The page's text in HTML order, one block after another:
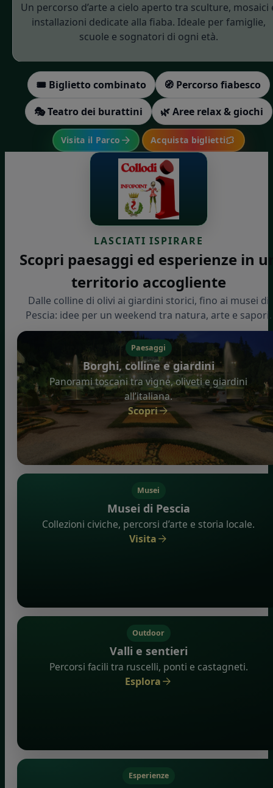
Un percorso d’arte a cielo aperto tra sculture, mosaici
installazioni dedicate alla fiaba. Ideale per famiglie,
scuole e sognatori di ogni età.
🎟️ Biglietto combinato
🧭 Percorso fiabesco
🎭 Teatro dei burattini
🌿 Aree relax & giochi
Visita il Parco Acquista biglietti
LASCIATI ISPIRARE
Scopri paesaggi ed esperienze in
territorio accogliente
Dalle colline di olivi ai giardini storici, fino ai musei di
Pescia: idee per un weekend tra natura, arte e sapori.
Paesaggi
Borghi, colline e giardini
Panorami toscani tra vigne, oliveti e giardini
all’italiana.
Scopri
Musei
Musei di Pescia
Collezioni civiche, percorsi d’arte e storia locale.
Visita
Outdoor
Valli e sentieri
Percorsi facili tra ruscelli, ponti e castagneti.
Esplora
Esperienze